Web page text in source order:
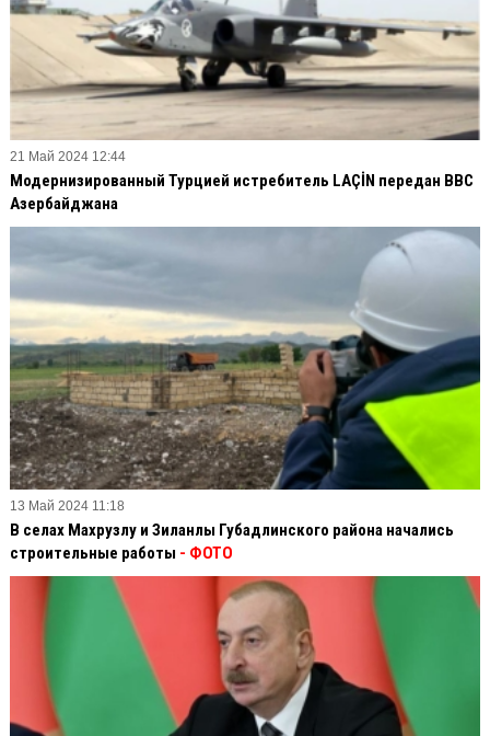
21 Май 2024 12:44
Модернизированный Турцией истребитель LAÇİN передан ВВС
Азербайджана
13 Май 2024 11:18
В селах Махрузлу и Зиланлы Губадлинского района начались
строительные работы - ФОТО